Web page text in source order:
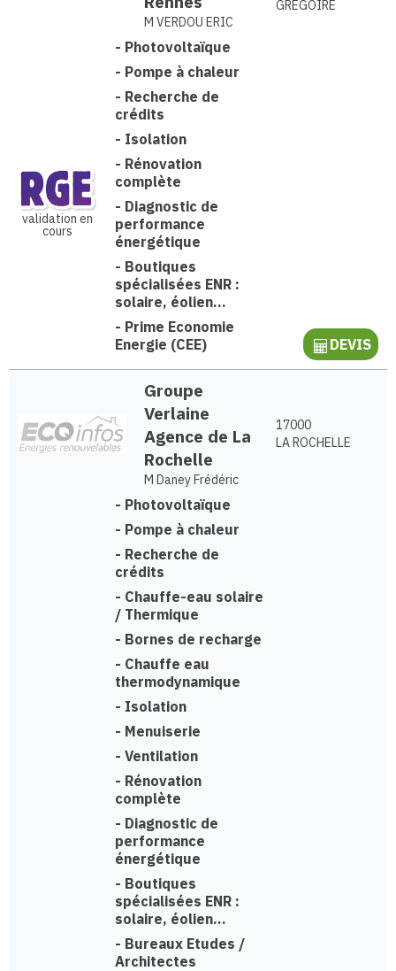
M VERDOU ERIC
GRÉGOIRE
validation en
cours
- Photovoltaïque
- Pompe à chaleur
- Recherche de
crédits
- Isolation
- Rénovation
complète
- Diagnostic de
performance
énergétique
- Boutiques
spécialisées ENR :
solaire, éolien...
- Prime Economie
Energie (CEE)
DEVIS
Groupe
Verlaine
Agence de La
Rochelle
M Daney Frédéric
17000
LA ROCHELLE
- Photovoltaïque
- Pompe à chaleur
- Recherche de
crédits
- Chauffe-eau solaire
/ Thermique
- Bornes de recharge
- Chauffe eau
thermodynamique
- Isolation
- Menuiserie
- Ventilation
- Rénovation
complète
- Diagnostic de
performance
énergétique
- Boutiques
spécialisées ENR :
solaire, éolien...
- Bureaux Etudes /
Architectes